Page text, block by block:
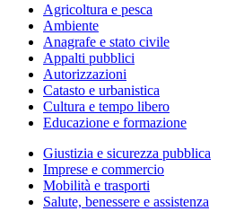
Agricoltura e pesca
Ambiente
Anagrafe e stato civile
Appalti pubblici
Autorizzazioni
Catasto e urbanistica
Cultura e tempo libero
Educazione e formazione
Giustizia e sicurezza pubblica
Imprese e commercio
Mobilità e trasporti
Salute, benessere e assistenza